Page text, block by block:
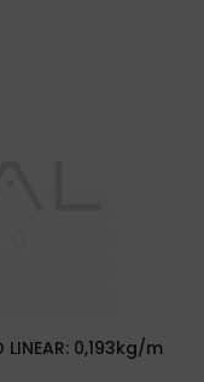
0,193kg/m